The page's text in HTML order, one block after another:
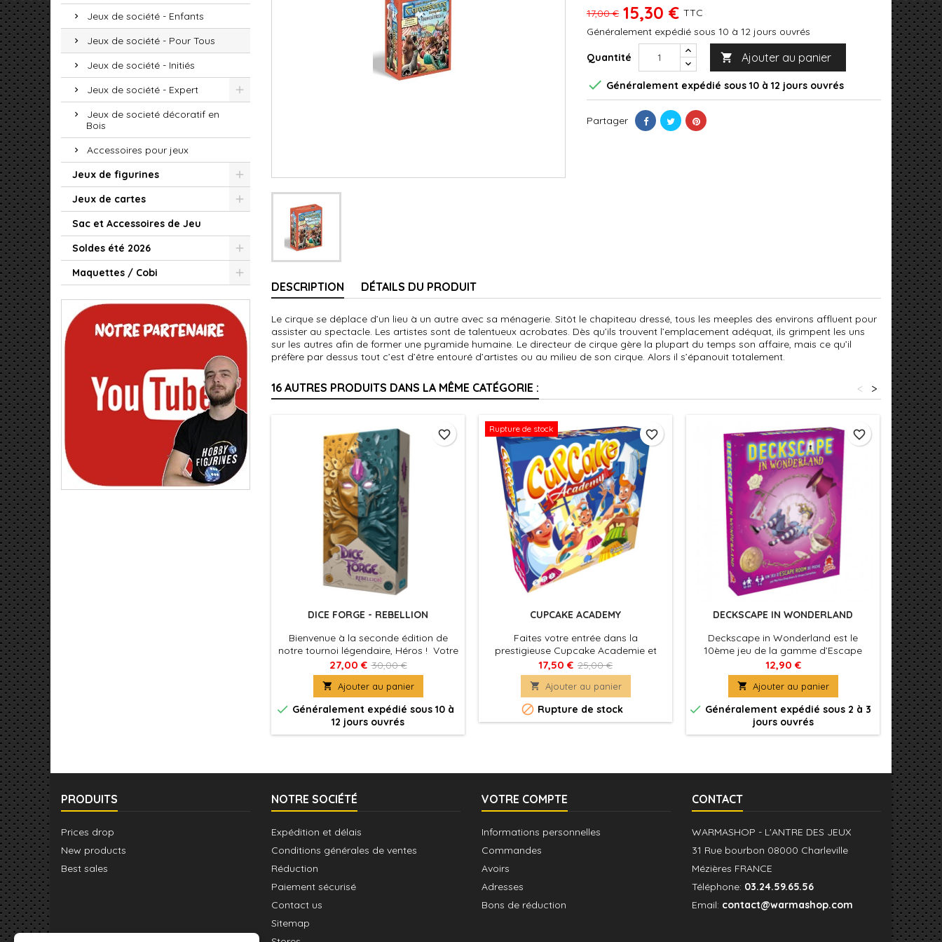
Jeux de société - Enfants
Jeux de société - Pour Tous
Jeux de société - Initiés
Jeux de société - Expert
Jeux de societé décoratif en
Bois
Accessoires pour jeux
Jeux de figurines
Jeux de cartes
Sac et Accessoires de Jeu
Soldes été 2026
Maquettes / Cobi
17,00 € 15,30 € TTC
Généralement expédié sous 10 à 12 jours ouvrés
Quantité  Ajouter au panier
 Généralement expédié sous 10 à 12 jours ouvrés
Partager
DESCRIPTION DÉTAILS DU PRODUIT
Le cirque se déplace d’un lieu à un autre avec sa ménagerie. Sitôt le chapiteau dressé, tous les meeples des environs affluent pour
assister au spectacle. Les artistes sont de talentueux acrobates. Dès qu’ils trouvent l’emplacement adéquat, ils grimpent les uns
sur les autres afin de former une pyramide humaine. Le directeur de cirque gère la plupart du temps son affaire, mais ce qu’il
préfère par dessus tout c’est d’être entouré d’artistes ou au milieu de son cirque. Alors il s’épanouit totalement.
16 AUTRES PRODUITS DANS LA MÊME CATÉGORIE : >
<
DICE FORGE - REBELLION
Bienvenue à la seconde édition de
notre tournoi légendaire, Héros ! Votre
courage, votre astuce et vos dés
seront vos meilleurs alliés pour vous
mesurer aux nouveaux défis des
Dieux... et de leurs concurrents !
27,00 € 30,00 €
 Ajouter au panier
 Généralement expédié sous 10 à
12 jours ouvrés
favorite_border Rupture de stock
CUPCAKE ACADEMY
Faites votre entrée dans la
prestigieuse Cupcake Academie et
devenez la meilleure brigade de
pâtissier !
17,50 € 25,00 €
 Ajouter au panier
 Rupture de stock
favorite_border
DECKSCAPE IN WONDERLAND
Deckscape in Wonderland est le
10ème jeu de la gamme d’Escape
Game de poche.
12,90 €
 Ajouter au panier
 Généralement expédié sous 2 à 3
jours ouvrés
favorite_border
Dans
les
les

PRODUITS
Prices drop
New products
Best sales
NOTRE SOCIÉTÉ
Expédition et délais
Conditions générales de ventes
Réduction
Paiement sécurisé
Contact us
Sitemap
VOTRE COMPTE
Informations personnelles
Commandes
Avoirs
Adresses
Bons de réduction
CONTACT
WARMASHOP - L'ANTRE DES JEUX
31 Rue bourbon 08000 Charleville
Mézières FRANCE
Téléphone: 03.24.59.65.56
Email: contact@warmashop.com